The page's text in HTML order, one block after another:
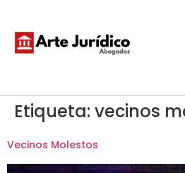
Etiqueta: vecinos
Vecinos Molestos